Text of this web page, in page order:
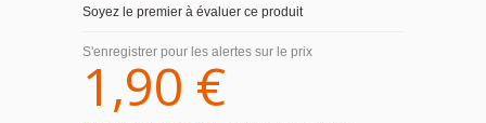
Soyez le premier à évaluer ce produit
S'enregistrer pour les alertes sur le prix
1,90 €